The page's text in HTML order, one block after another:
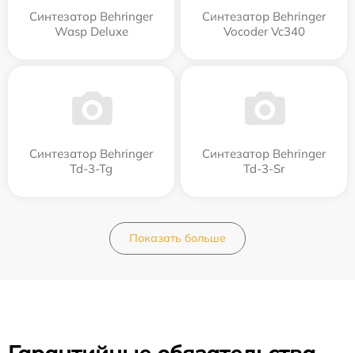
Синтезатор Behringer
Wasp Deluxe
Синтезатор Behringer
Vocoder Vc340
Синтезатор Behringer
Td-3-Tg
Синтезатор Behringer
Td-3-Sr
Показать больше